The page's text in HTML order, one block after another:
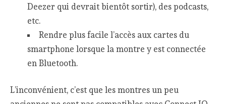
Deezer qui devrait bientôt sortir), des podcasts,
etc.
Rendre plus facile l’accès aux cartes du
smartphone lorsque la montre y est connectée
en Bluetooth.
L’inconvénient, c’est que les montres un peu